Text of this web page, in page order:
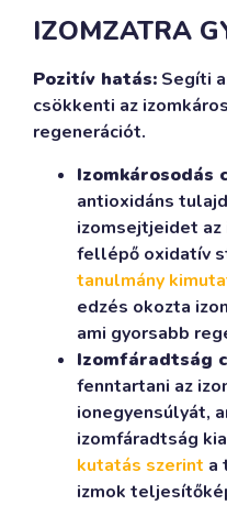
IZOMZATRA
Pozitív hatás: Segíti
csökkenti az
regenerációt.
Izomkárosodás
antioxidáns
izomsejtjeidet az
fellépő oxidatív
tanulmány
edzés okozta
ami gyorsabb
Izomfáradtság
fenntartani az
ionegyensúlyát,
izomfáradtság
kutatás szerint a
izmok